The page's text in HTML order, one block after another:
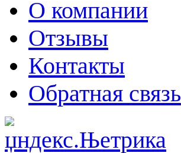
О компании
Отзывы
Контакты
Обратная связь